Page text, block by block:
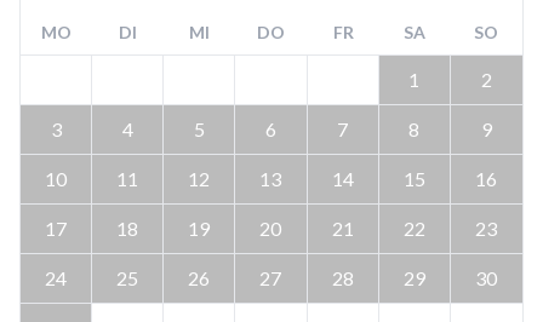
MO DI MI DO FR SA SO
1 2
3 4 5 6 7 8 9
10 11 12 13 14 15 16
17 18 19 20 21 22 23
24 25 26 27 28 29 30